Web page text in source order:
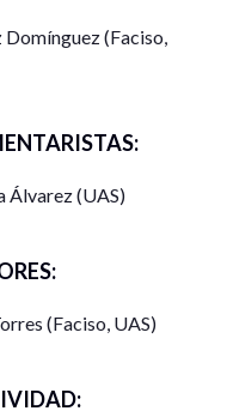
(Faciso,
Álvarez (UAS)
(Faciso, UAS)